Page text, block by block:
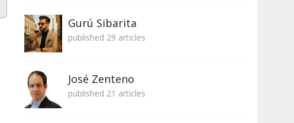
Gurú Sibarita
published 29 articles
José Zenteno
published 21 articles